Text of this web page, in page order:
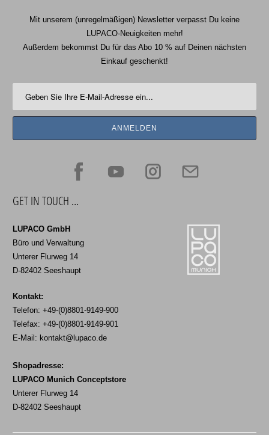
Mit unserem (unregelmäßigen) Newsletter verpasst Du keine
LUPACO-Neuigkeiten mehr!
Außerdem bekommst Du für das Abo 10 % auf Deinen nächsten
Einkauf geschenkt!
GET IN TOUCH …
LUPACO GmbH
Büro und Verwaltung
Unterer Flurweg 14
D-82402 Seeshaupt
Kontakt:
Telefon: +49-(0)8801-9149-900
Telefax: +49-(0)8801-9149-901
E-Mail: kontakt@lupaco.de
Shopadresse:
LUPACO Munich Conceptstore
Unterer Flurweg 14
D-82402 Seeshaupt